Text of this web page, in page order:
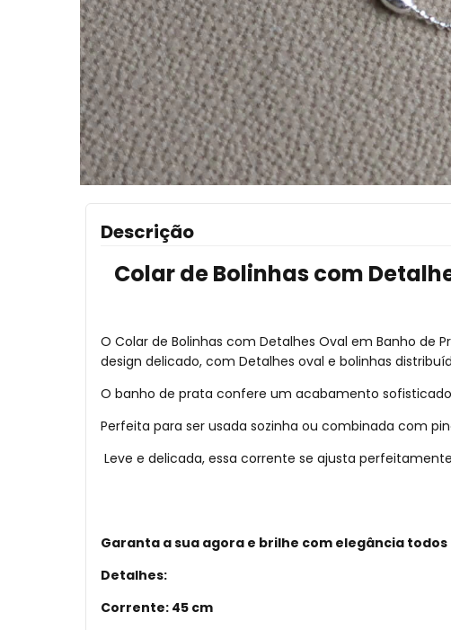
Descrição
Colar de Bolinhas com
O Colar de Bolinhas com Detalhes Oval em Banho
design delicado, com Detalhes oval e bolinhas
O banho de prata confere um acabamento
Perfeita para ser usada sozinha ou combinada com
Leve e delicada, essa corrente se ajusta
Garanta a sua agora e brilhe com elegância todos
Detalhes:
Corrente: 45 cm